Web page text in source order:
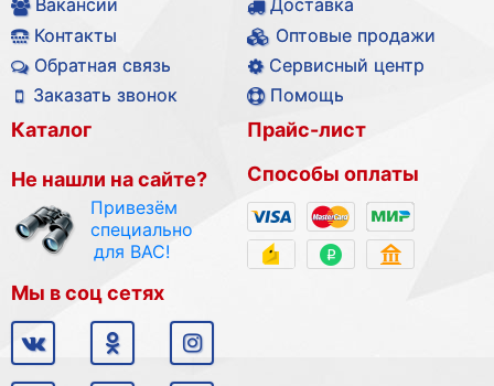
Вакансии
Контакты
Обратная связь
Заказать звонок
Доставка
Оптовые продажи
Сервисный центр
Помощь
Каталог
Не нашли на сайте?
Привезём
специально
для ВАС!
Прайс-лист
Способы оплаты
Мы в соц сетях